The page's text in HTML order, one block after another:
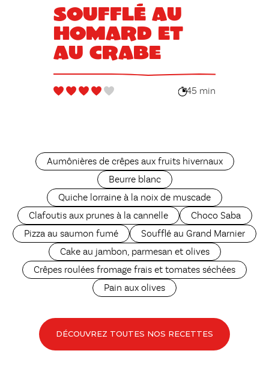
Soufflé au
homard et
au crabe
45 min
Aumônières de crêpes aux fruits hivernaux
Beurre blanc
Quiche lorraine à la noix de muscade
Clafoutis aux prunes à la cannelle
Choco Saba
Pizza au saumon fumé
Soufflé au Grand Marnier
Cake au jambon, parmesan et olives
Crêpes roulées fromage frais et tomates séchées
Pain aux olives
DÉCOUVREZ TOUTES NOS RECETTES